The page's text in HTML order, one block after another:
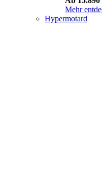
Mehr
Hypermotard